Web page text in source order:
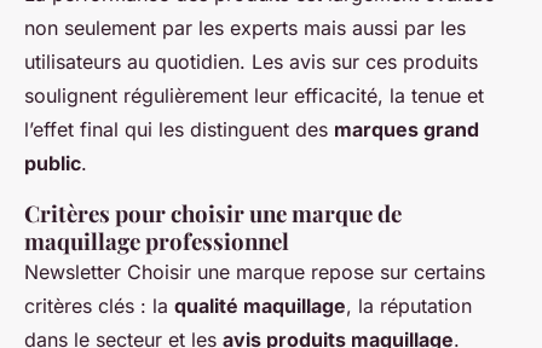
non seulement par les experts mais aussi par les
utilisateurs au quotidien. Les avis sur ces produits
soulignent régulièrement leur efficacité, la tenue et
l’effet final qui les distinguent des marques grand
public.
Critères pour choisir une marque de
maquillage professionnel
Newsletter Choisir une marque repose sur certains
critères clés : la qualité maquillage, la réputation
dans le secteur et les avis produits maquillage.